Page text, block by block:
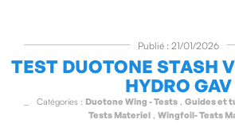
Publié : 21/01/2026
TEST DUOTONE STASH
HYDRO GAV
Catégories : Duotone Wing - Tests , Guides et
Tests Materiel, Wingfoil- Tests